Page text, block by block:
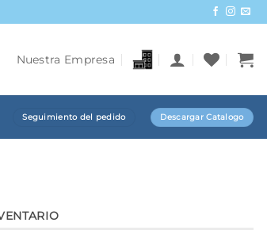
Nuestra Empresa
Seguimiento del pedido Descargar Catalogo